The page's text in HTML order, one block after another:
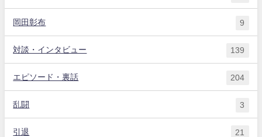
岡田彰布 9
対談・インタビュー 139
エピソード・裏話 204
乱闘 3
引退 21